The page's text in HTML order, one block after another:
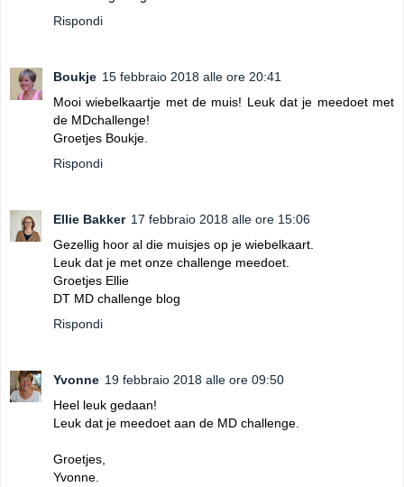
Rispondi
Boukje 15 febbraio 2018 alle ore 20:41
Mooi wiebelkaartje met de muis! Leuk dat je meedoet met
de MDchallenge!
Groetjes Boukje.
Rispondi
Ellie Bakker 17 febbraio 2018 alle ore 15:06
Gezellig hoor al die muisjes op je wiebelkaart.
Leuk dat je met onze challenge meedoet.
Groetjes Ellie
DT MD challenge blog
Rispondi
Yvonne 19 febbraio 2018 alle ore 09:50
Heel leuk gedaan!
Leuk dat je meedoet aan de MD challenge.
Groetjes,
Yvonne.